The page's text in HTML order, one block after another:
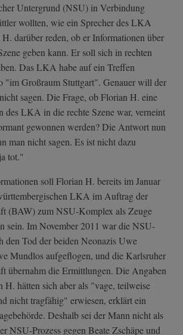
Untergrund (NSU) in Verbindung
wollten, wie ein Sprecher des LKA
darüber reden, ob er Informationen über
geben kann. Er soll sich in rechten
Das LKA habe auf ein Treffen
"im Großraum Stuttgart". Genauer will der
sagen. Die Frage, ob Florian H. eine
des LKA in die rechte Szene war, verneint
gewonnen werden? Die Antwort nun
man nicht sagen. Es ist nicht dazu
tot."
soll Florian H. bereits im Januar
LKA im Auftrag der
(BAW) zum NSU-Komplex als Zeuge
sein. Im November 2011 war die NSU-
den Tod der beiden Neonazis Uwe
Mundlos aufgeflogen, und die Karlsruher
übernahm die Ermittlungen. Die Angaben
H. hätten sich aber als "vage, teilweise
nicht tragfähig" erwiesen, erklärt ein
Deshalb sei der Mann nicht als
NSU-Prozess gegen Beate Zschäpe und